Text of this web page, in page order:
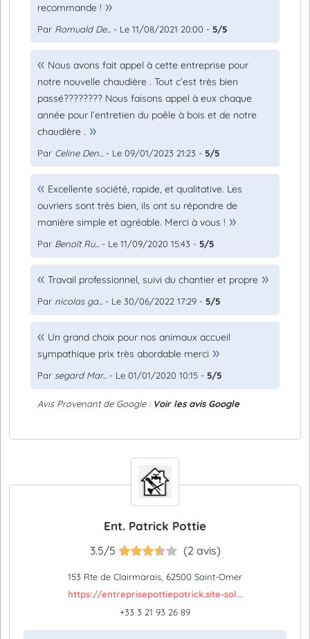
recommande !
Par Romuald De... - Le 11/08/2021 20:00 - 5/5
Nous avons fait appel à cette entreprise pour
notre nouvelle chaudière . Tout c’est très bien
passé???????? Nous faisons appel à eux chaque
année pour l’entretien du poêle à bois et de notre
chaudière .
Par Celine Den... - Le 09/01/2023 21:23 - 5/5
Excellente société, rapide, et qualitative. Les
ouvriers sont très bien, ils ont su répondre de
manière simple et agréable. Merci à vous !
Par Benoît Ru... - Le 11/09/2020 15:43 - 5/5
Travail professionnel, suivi du chantier et propre
Par nicolas ga... - Le 30/06/2022 17:29 - 5/5
Un grand choix pour nos animaux accueil
sympathique prix très abordable merci
Par segard Mar... - Le 01/01/2020 10:15 - 5/5
Avis Provenant de Google : Voir les avis Google
Ent. Patrick Pottie
3.5/5 (2 avis)
153 Rte de Clairmarais, 62500 Saint-Omer
https://entreprisepottiepatrick.site-sol...
+33 3 21 93 26 89